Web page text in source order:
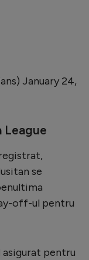
January 24,
League
se
off-ul pentru
asigurat pentru